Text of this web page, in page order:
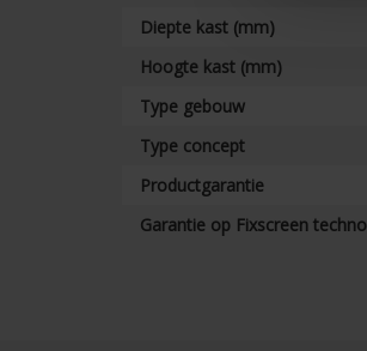
Diepte kast (mm)
Hoogte kast (mm)
Type gebouw
Type concept
Productgarantie
Garantie op Fixscreen